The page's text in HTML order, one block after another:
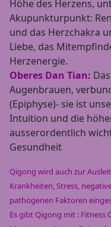
Höhe des Herzens,
Akupunkturpunkt:
und das Herzchakra
Liebe, das
Herzenergie.
Oberes Dan Tian:
Augenbrauen,
(Epiphyse)- sie ist
Intuition und die
ausserordentlich
Gesundheit
Qigong wird auch zur
Krankheiten, Stress,
pathogenen Faktoren
Es gibt Qigong mit : Fitness